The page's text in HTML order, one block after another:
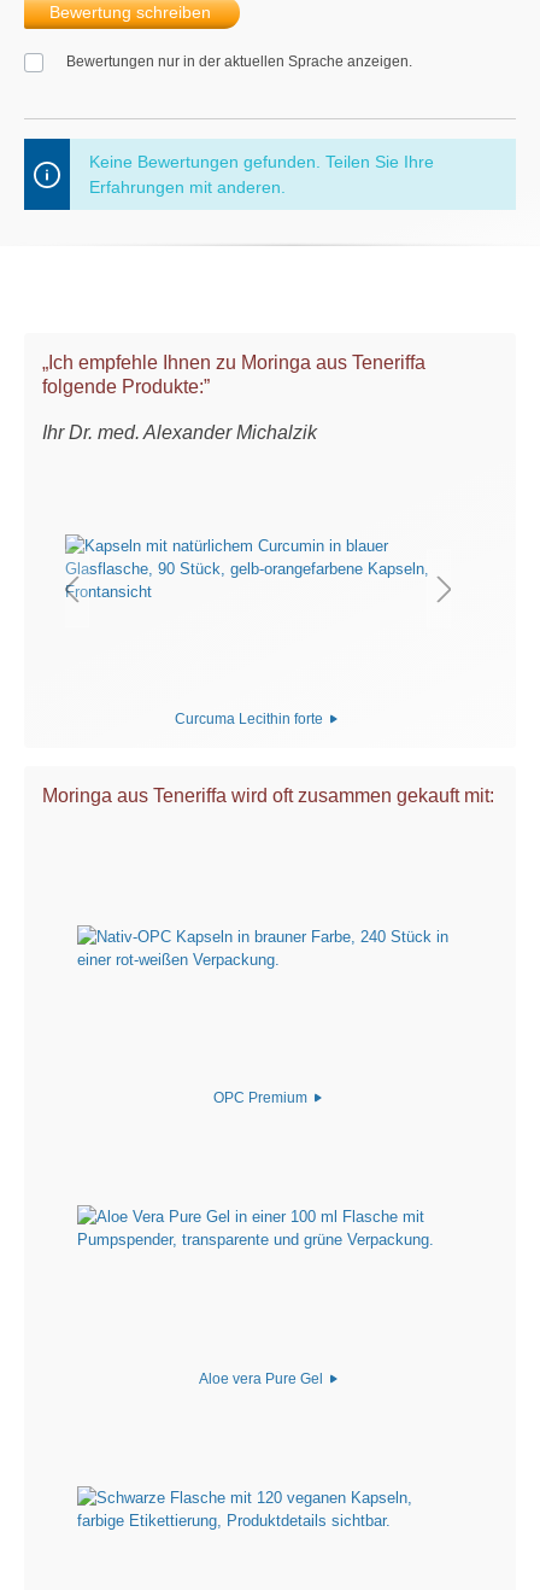
Bewertung schreiben
Bewertungen nur in der aktuellen Sprache anzeigen.
Keine Bewertungen gefunden. Teilen Sie Ihre
Erfahrungen mit anderen.
„Ich empfehle Ihnen zu Moringa aus Teneriffa
folgende Produkte:”
Ihr Dr. med. Alexander Michalzik
Curcuma Lecithin forte
Moringa aus Teneriffa wird oft zusammen gekauft mit:
OPC Premium
Aloe vera Pure Gel